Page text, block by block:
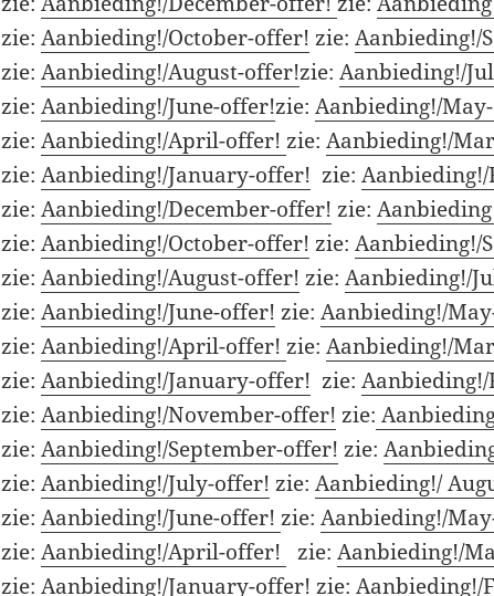
zie:Aanbieding!/October-offer! zie:Aanbieding!/
zie:Aanbieding!/August-offer!zie:Aanbieding!/
zie:Aanbieding!/June-offer!zie:Aanbieding!/
zie:Aanbieding!/April-offer!zie:Aanbieding!/
zie:Aanbieding!/January-offer! zie:
zie:Aanbieding!/December-offer! zie:
zie:Aanbieding!/October-offer! zie:Aanbieding!/
zie:Aanbieding!/August-offer! zie:Aanbieding!/
zie:Aanbieding!/June-offer! zie:Aanbieding!/
zie:Aanbieding!/April-offer!zie:Aanbieding!/
zie:Aanbieding!/January-offer! zie:
zie:Aanbieding!/November-offer! zie:
zie:Aanbieding!/September-offer! zie:
zie:Aanbieding!/July-offer! zie:Aanbieding!/
zie:Aanbieding!/June-offer!zie:Aanbieding!/
zie:Aanbieding!/April-offer! zie:Aanbieding!/
zie:Aanbieding!/January-offer!zie:Aanbieding!/